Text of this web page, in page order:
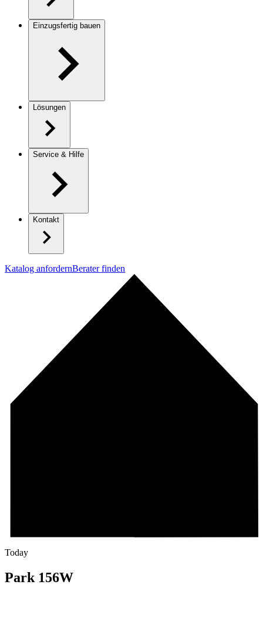
Einzugsfertig bauen
Lösungen
Service & Hilfe
Kontakt
Katalog anfordernBerater finden
Today
Park 156W